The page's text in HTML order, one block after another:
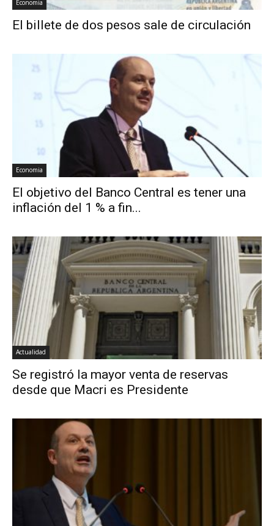
Economia
El billete de dos pesos sale de circulación
Economia
El objetivo del Banco Central es tener una
inflación del 1 % a fin...
Actualidad
Se registró la mayor venta de reservas
desde que Macri es Presidente